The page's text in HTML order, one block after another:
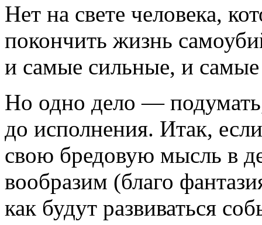
Нет на свете человека,
покончить жизнь
и самые сильные, и
Но одно дело —
до исполнения. Итак,
свою бредовую мысль в
вообразим (благо
как будут развиваться